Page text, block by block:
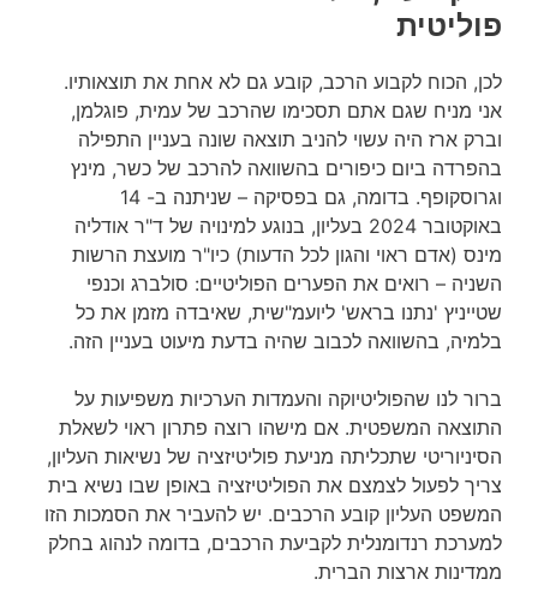
פוליטית
לכן, הכוח לקבוע הרכב, קובע גם לא אחת את תוצאותיו.
אני מניח שגם אתם תסכימו שהרכב של עמית, פוגלמן,
וברק ארז היה עשוי להניב תוצאה שונה בעניין התפילה
בהפרדה ביום כיפורים בהשוואה להרכב של כשר, מינץ
וגרוסקופף. בדומה, גם בפסיקה – שניתנה ב- 14
באוקטובר 2024 בעליון, בנוגע למינויה של ד"ר אודליה
מינס (אדם ראוי והגון לכל הדעות) כיו"ר מועצת הרשות
השניה – רואים את הפערים הפוליטיים: סולברג וכנפי
שטייניץ 'נתנו בראש' ליועמ"שית, שאיבדה מזמן את כל
בלמיה, בהשוואה לכבוב שהיה בדעת מיעוט בעניין הזה.
ברור לנו שהפוליטיוקה והעמדות הערכיות משפיעות על
התוצאה המשפטית. אם מישהו רוצה פתרון ראוי לשאלת
הסיניוריטי שתכליתה מניעת פוליטיזציה של נשיאות העליון,
צריך לפעול לצמצם את הפוליטיזציה באופן שבו נשיא בית
המשפט העליון קובע הרכבים. יש להעביר את הסמכות הזו
למערכת רנדומנלית לקביעת הרכבים, בדומה לנהוג בחלק
ממדינות ארצות הברית.